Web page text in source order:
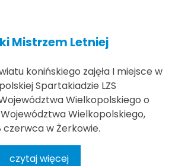
Mistrzem Letniej
konińskiego zajęła I miejsce w
Spartakiadzie LZS
Wielkopolskiego o
Wielkopolskiego,
czerwca w Żerkowie.
czytaj więcej